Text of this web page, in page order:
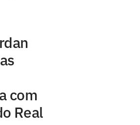
com
Real